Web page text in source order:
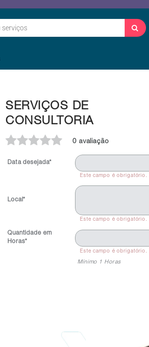
SERVIÇOS DE
CONSULTORIA
0 avaliação
Data desejada*
Este campo é obrigatório.
Local*
Este campo é obrigatório.
Quantidade em
Horas*
Este campo é obrigatório.
Mínimo 1 Horas